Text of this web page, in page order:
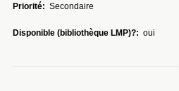
Priorité: Secondaire
Disponible (bibliothèque LMP)?: oui